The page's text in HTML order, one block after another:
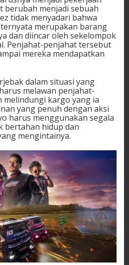
berubah menjadi sebuah
tidak menyadari bahwa
merupakan barang
dan diincar oleh sekelompok
Penjahat-penjahat tersebut
mereka mendapatkan
dalam situasi yang
melawan penjahat-
kargo yang ia
yang penuh dengan aksi
harus menggunakan segala
bertahan hidup dan
mengintainya.